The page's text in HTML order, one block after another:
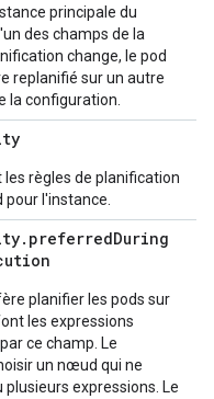
principale du
des champs de la
change, le pod
replanifié sur un autre
la configuration.
règles de planification
l'instance.
. preferredDuring
planifier les pods sur
les expressions
ce champ. Le
un nœud qui ne
expressions. Le